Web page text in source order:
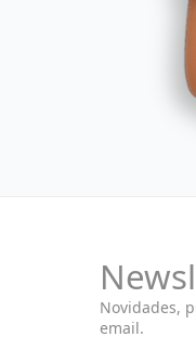
Novidades,
email.